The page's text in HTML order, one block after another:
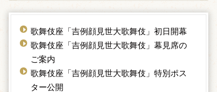
歌舞伎座「吉例顔見世大歌舞伎」初日開幕
歌舞伎座「吉例顔見世大歌舞伎」幕見席の
ご案内
歌舞伎座「吉例顔見世大歌舞伎」特別ポス
ター公開